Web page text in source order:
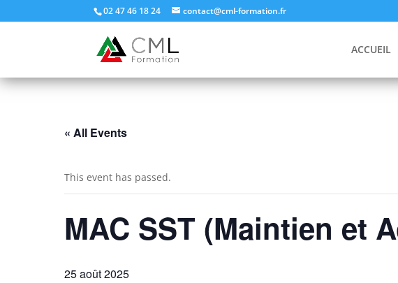
02 47 46 18 24 contact@cml-formation.fr
ACCUEIL
« All Events
This event has passed.
MAC SST (Maintien et
25 août 2025